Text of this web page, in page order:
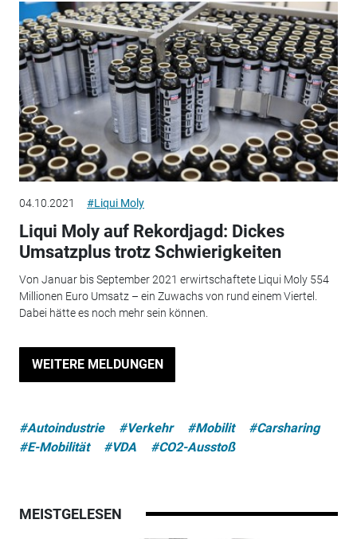
04.10.2021 #Liqui Moly
Liqui Moly auf Rekordjagd: Dickes
Umsatzplus trotz Schwierigkeiten
Von Januar bis September 2021 erwirtschaftete Liqui Moly 554
Millionen Euro Umsatz – ein Zuwachs von rund einem Viertel.
Dabei hätte es noch mehr sein können.
WEITERE MELDUNGEN
#Autoindustrie #Verkehr #Mobilit
#Carsharing
#E-Mobilität
#VDA #CO2-Ausstoß
MEISTGELESEN